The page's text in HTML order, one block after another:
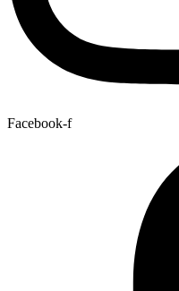
Facebook-f